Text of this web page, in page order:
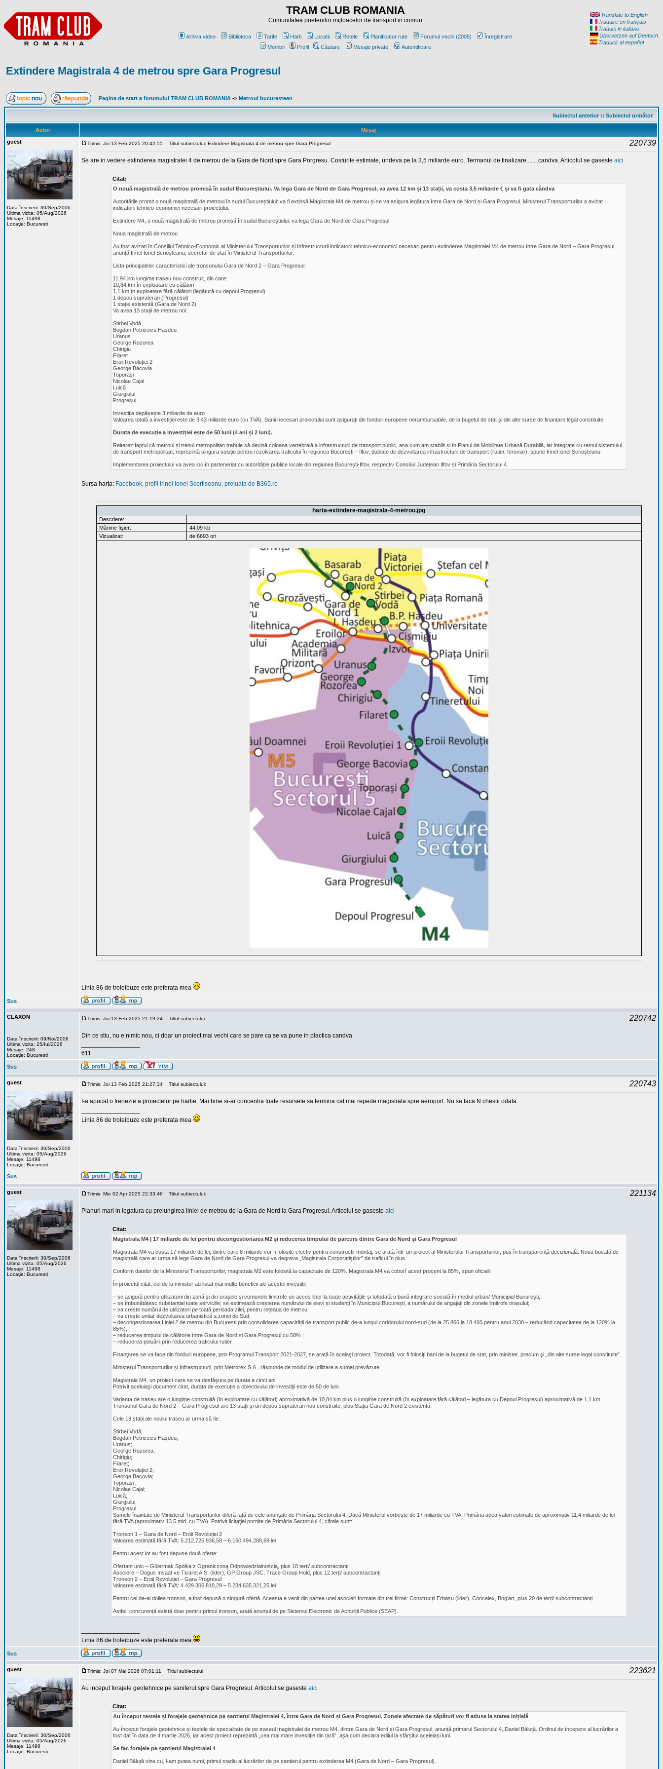
TRAM CLUB ROMANIA
Comunitatea prietenilor mijloacelor de transport in comun
Arhiva video Biblioteca Tarife Harti Locatii Retele Planificator rute Forumul vechi (2005)
Înregistrare
Membri
Profil Căutare Mesaje private Autentificare
Translate to English
Traduire en français
Traduci in italiano
Übersetzen auf Deutsch
Traducir al español
Extindere Magistrala 4 de metrou spre Gara Progresul
Pagina de start a forumului TRAM CLUB ROMANIA -> Metroul bucurestean
Subiectul anterior:: Subiectul următor
Autor
Mesaj
guest
Data înscrierii: 30/Sep/2006
Ultima vizita: 05/Aug/2026
Mesaje: 11498
Locaţie: Bucuresti
Trimis: Joi 13 Feb 2025 20:42:55 Titlul subiectului: Extindere Magistrala 4 de metrou spre Gara Progresul 220739
Se are in vedere extinderea magistralei 4 de metrou de la Gara de Nord spre Gara Porgresu. Costurile estimate, undeva pe la 3,5 miliarde euro. Termanul de finalizare........candva. Articolul se gaseste aici
Citat:
O nouă magistrală de metrou promisă în sudul Bucureștiului. Va lega Gara de Nord de Gara Progresul, va avea 12 km și 13 stații, va costa 3,5 miliarde € și va fi gata cândva
Autoritățile promit o nouă magistrală de metroul în sudul Bucureștiului: va fi extinsă Magistrala M4 de metrou și se va asigura legătura între Gara de Nord și Gara Progresul. Ministerul Transporturilor a avizat
indicatorii tehnico-economici necesari proiectului.
Extindere M4, o nouă magistrală de metrou promisă în sudul Bucureștiului: va lega Gara de Nord de Gara Progresul
Noua magistrală de metrou
Au fost avizați în Consiliul Tehnico-Economic al Ministerului Transporturilor și Infrastructurii indicatorii tehnico-economici necesari pentru extinderea Magistralei M4 de metrou între Gara de Nord – Gara Progresul,
anunță Irinel Ionel Scrioșteanu, secretar de stat în Ministerul Transporturilor.
Lista principalelor caracteristici ale tronsonului Gara de Nord 2 – Gara Progresul:
11,94 km lungime traseu nou construit, din care:
10,84 km în exploatare cu călători
1,1 km în exploatare fără călători (legătură cu depoul Progresul)
1 depou suprateran (Progresul)
1 stație existentă (Gara de Nord 2)
Va avea 13 stații de metrou noi:
Știrbei Vodă
Bogdan Petriceicu Hașdeu
Uranus
George Rozorea
Chirigiu
Filaret
Eroii Revoluției 2
George Bacovia
Toporași
Nicolae Cajal
Luică
Giurgiului
Progresul
Investiția depășește 3 miliarde de euro
Valoarea totală a investiției este de 3,43 miliarde euro (cu TVA). Banii necesari proiectului sunt asigurați din fonduri europene nerambursabile, de la bugetul de stat și din alte surse de finanțare legal constituite.
Durata de execuție a investiției este de 50 luni (4 ani și 2 luni).
Reiterez faptul că metroul și trenul metropolitan trebuie să devină coloana vertebrală a infrastructurii de transport public, așa cum am stabilit și în Planul de Mobilitate Urbană Durabilă, iar integrate cu restul sistemului
de transport metropolitan, reprezintă singura soluție pentru rezolvarea traficului în regiunea București – Ilfov, dublate de dezvoltarea infrastructurii de transport (rutier, feroviar), spune Irinel ionel Scrioșteanu.
Implementarea proiectului va avea loc în parteneriat cu autoritățile publice locale din regiunea București-Ilfov, respectiv Consiliul Județean Ilfov și Primăria Sectorului 4.
Sursa harta: Facebook, profil Irinel Ionel Scortiseanu, preluata de B365.ro
harta-extindere-magistrala-4-metrou.jpg
Descriere:
Mărime fişier:
44.09 kb
Vizualizat:
de 6693 ori
Linia 86 de troleibuze este preferata mea
Sus
CLAXON
Data înscrierii: 09/Noi/2006
Ultima vizita: 25/Iul/2026
Mesaje: 248
Locaţie: Bucuresti
Trimis: Joi 13 Feb 2025 21:19:24 Titlul subiectului: 220742
Din ce stiu, nu e nimic nou, ci doar un proiect mai vechi care se pare ca se va pune in plactica candva
611
Sus
guest
Data înscrierii: 30/Sep/2006
Ultima vizita: 05/Aug/2026
Mesaje: 11498
Locaţie: Bucuresti
Trimis: Joi 13 Feb 2025 21:27:34 Titlul subiectului: 220743
I-a apucat o frenezie a proiectelor pe hartie. Mai bine si-ar concentra toate resursele sa termina cat mai repede magistrala spre aeroport. Nu sa faca N chestii odata.
Linia 86 de troleibuze este preferata mea
Sus
guest
Data înscrierii: 30/Sep/2006
Ultima vizita: 05/Aug/2026
Mesaje: 11498
Locaţie: Bucuresti
Trimis: Mie 02 Apr 2025 22:33:46 Titlul subiectului: 221134
Planuri mari in legatura cu prelungirea liniei de metrou de la Gara de Nord la Gara Progresul. Articolul se gaseste aici
Citat:
Magistrala M4 | 17 miliarde de lei pentru decongestionarea M2 şi reducerea timpului de parcurs dintre Gara de Nord şi Gara Progresul
Magistrala M4 va costa 17 miliarde de lei, dintre care 8 miliarde vor fi folosite efectiv pentru construcţii-montaj, se arată într-un proiect al Ministerului Transporturilor, pus în transparenţă decizională. Noua bucată de
magistrală care ar urma să lege Gara de Nord de Gara Progresul va degreva „Magistrala Corporatiştilor” de traficul în plus.
Conform datelor de la Ministerul Transporturilor, magistrala M2 este folosită la capacitate de 120%. Magistrala M4 va coborî acest procent la 85%, spun oficialii.
În proiectul citat, cei de la minister au listat mai multe beneficii ale acestei investiţii:
– se asigură pentru utilizatorii din zonă și din orașele și comunele limitrofe un acces liber la toate activitățile și totodată o bună integrare socială în mediul urban/ Municipiul București;
– se îmbunătățesc substanțial toate serviciile; se estimează creșterea numărului de elevi și studenți în Municipiul București, a numărului de angajați din zonele limitrofe orașului;
– va crește numărul de utilizatori pe toată perioada zilei, pentru rețeaua de metrou;
– va crește unitar dezvoltarea urbanistică a zonei de Sud;
– decongestionarea Liniei 2 de metrou din București prin consolidarea capacității de transport public de-a lungul coridorului nord-sud (de la 25.866 la 18.460 pentru anul 2030 – reducând capacitatea de la 120% la
85%);
– reducerea timpului de călătorie între Gara de Nord si Gara Progresul cu 58% ;
– reducerea poluării prin reducerea traficului rutier
Finanţarea se va face din fonduri europene, prin Programul Transport 2021-2027, se arată în acelaşi proiect. Totodată, vor fi folosiţi bani de la bugetul de stat, prin minister, precum şi „din alte surse legal constituite”.
Ministerul Transporturilor și Infrastructurii, prin Metrorex S.A., răspunde de modul de utilizare a sumei prevăzute.
Magistrala M4, un proiect care se va desfăşura pe durata a cinci ani
Potrivit aceluiaşi document citat, durata de execuție a obiectivului de investiții este de 50 de luni.
Varianta de traseu are o lungime construită (în exploatare cu călători) aproximativă de 10,84 km plus o lungime construită (în exploatare fără călători – legătura cu Depoul Progresul) aproximativă de 1,1 km.
Tronsonul Gara de Nord 2 – Gara Progresul are 13 stații și un depou suprateran nou construite, plus Stația Gara de Nord 2 existentă.
Cele 13 stații ale noului traseu ar urma să fie:
Știrbei Vodă;
Bogdan Petriceicu Hașdeu;
Uranus;
George Rozorea;
Chirigiu;
Filaret;
Eroii Revoluției 2;
George Bacovia;
Toporași ;
Nicolae Cajal;
Luică;
Giurgiului;
Progresul.
Sumele înaintate de Ministerul Transporturilor diferă faţă de cele anunţate de Primăria Sectorului 4. Dacă Ministerul vorbeşte de 17 miliarde cu TVA, Primăria avea valori estimate de aproximativ 11.4 miliarde de lei
fără TVA (aproximativ 13.5 mld. cu TVA). Potrivit licitaţiei pornite de Primăria Sectorului 4, cifrele sunt:
Tronson 1 – Gara de Nord – Eroii Revoluției 2
Valoarea estimată fără TVA: 5.212.725.936,58 – 6.160.494.288,69 lei
Pentru acest lot au fost depuse două oferte:
Ofertant unic – Gülermak Spółka z Ograniczoną Odpowiedzialnością, plus 18 terți/ subcontractanți
Asociere – Dogus Insaat ve Ticaret A.S. (lider), GP Group JSC, Trace Group Hold, plus 12 terți/ subcontractanți
Tronson 2 – Eroii Revoluției – Gara Progresul
Valoarea estimată fără TVA: 4.429.306.810,29 – 5.234.635.321,25 lei
Pentru cel de-al doilea tronson, a fost depusă o singură ofertă. Aceasta a venit din partea unei asocieri formate din trei firme: Construcții Erbașu (lider), Concelex, Bog’art, plus 20 de terți/ subcontractanți.
Astfel, concurență există doar pentru primul tronson, arată anunțul de pe Sistemul Electronic de Achiziții Publice (SEAP).
Linia 86 de troleibuze este preferata mea
Sus
guest
Data înscrierii: 30/Sep/2006
Ultima vizita: 05/Aug/2026
Mesaje: 11498
Locaţie: Bucuresti
Trimis: Joi 07 Mai 2026 07:01:11 Titlul subiectului: 223621
Au inceput forajele geotehnice pe saniterul spre Gara Progresul. Articolul se gaseste aici
Citat:
Au început testele și forajele geotehnice pe șantierul Magistralei 4, între Gara de Nord și Gara Progresul. Zonele afectate de săpături vor fi aduse la starea inițială
Au început forajele geotehnice și testele de specialitate de pe traseul magistralei de metrou M4, dintre Gara de Nord și Gara Progresul, anunță primarul Sectorului 4, Daniel Băluță. Ordinul de începere al lucrărilor a
fost dat în data de 4 martie 2026, iar acest proiect reprezintă „cea mai mare investiție din țară”, așa cum declara edilul la sfârșitul aceleiași luni.
Se fac forajele pe șantierul Magistralei 4
Daniel Băluță vine cu, l-am putea numi, primul stadiu al lucrărilor de pe șantierul pentru extinderea M4 (Gara de Nord – Gara Progresul).